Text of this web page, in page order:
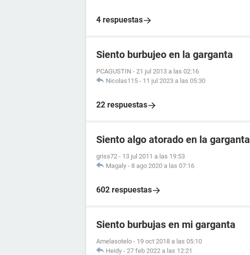
4 respuestas
Siento burbujeo en la garganta
PCAGUSTIN - 21 jul 2013 a las 02:16
Nicolas115 - 11 jul 2023 a las 05:30
22 respuestas
Siento algo atorado en la garganta
griss72 - 13 jul 2011 a las 19:53
Magaly - 8 ago 2020 a las 07:16
602 respuestas
Siento burbujas en mi garganta
Amelasotelo - 19 oct 2018 a las 05:10
Heidy - 27 feb 2022 a las 12:21